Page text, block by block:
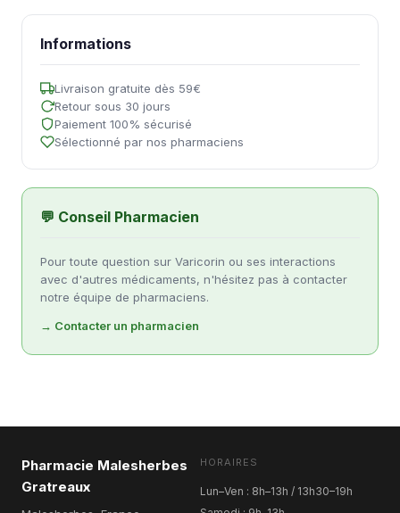
Informations
Livraison gratuite dès 59€
Retour sous 30 jours
Paiement 100% sécurisé
Sélectionné par nos pharmaciens
💬 Conseil Pharmacien
Pour toute question sur Varicorin ou ses interactions
avec d'autres médicaments, n'hésitez pas à contacter
notre équipe de pharmaciens.
→ Contacter un pharmacien
Pharmacie Malesherbes
Gratreaux
HORAIRES
Lun–Ven : 8h–13h / 13h30–19h